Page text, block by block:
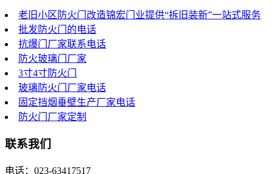
老旧小区防火门改造锦宏门业提供“拆旧装新”一站式服务
批发防火门的电话
抗爆门厂家联系电话
防火玻璃门厂家
3寸4寸防火门
玻璃防火门厂家电话
固定挡烟垂壁生产厂家电话
防火门厂家定制
联系我们
电话：023-63417517